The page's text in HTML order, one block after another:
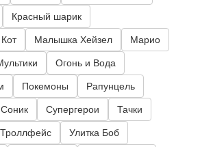
Красный шарик
Малышка Хейзел Марио
Огонь и Вода
Покемоны Рапунцель
Соник Супергерои Тачки
Троллфейс Улитка Боб